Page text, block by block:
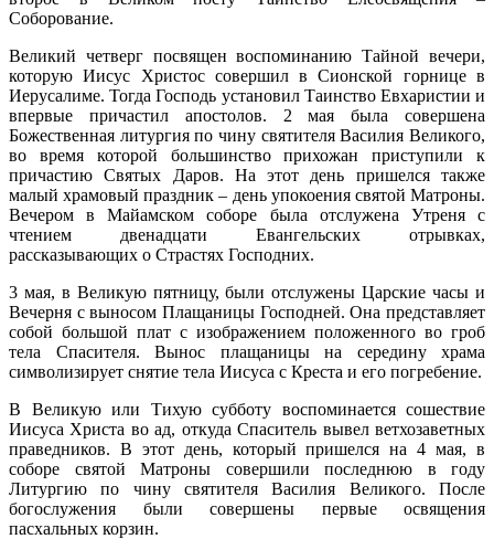
Соборование.
Великий четверг посвящен воспоминанию Тайной вечери,
которую Иисус Христос совершил в Сионской горнице в
Иерусалиме. Тогда Господь установил Таинство Евхаристии и
впервые причастил апостолов. 2 мая была совершена
Божественная литургия по чину святителя Василия Великого,
во время которой большинство прихожан приступили к
причастию Святых Даров. На этот день пришелся также
малый храмовый праздник – день упокоения святой Матроны.
Вечером в Майамском соборе была отслужена Утреня с
чтением двенадцати Евангельских отрывках,
рассказывающих о Страстях Господних.
3 мая, в Великую пятницу, были отслужены Царские часы и
Вечерня с выносом Плащаницы Господней. Она представляет
собой большой плат с изображением положенного во гроб
тела Спасителя. Вынос плащаницы на середину храма
символизирует снятие тела Иисуса с Креста и его погребение.
В Великую или Тихую субботу воспоминается сошествие
Иисуса Христа во ад, откуда Спаситель вывел ветхозаветных
праведников. В этот день, который пришелся на 4 мая, в
соборе святой Матроны совершили последнюю в году
Литургию по чину святителя Василия Великого. После
богослужения были совершены первые освящения
пасхальных корзин.